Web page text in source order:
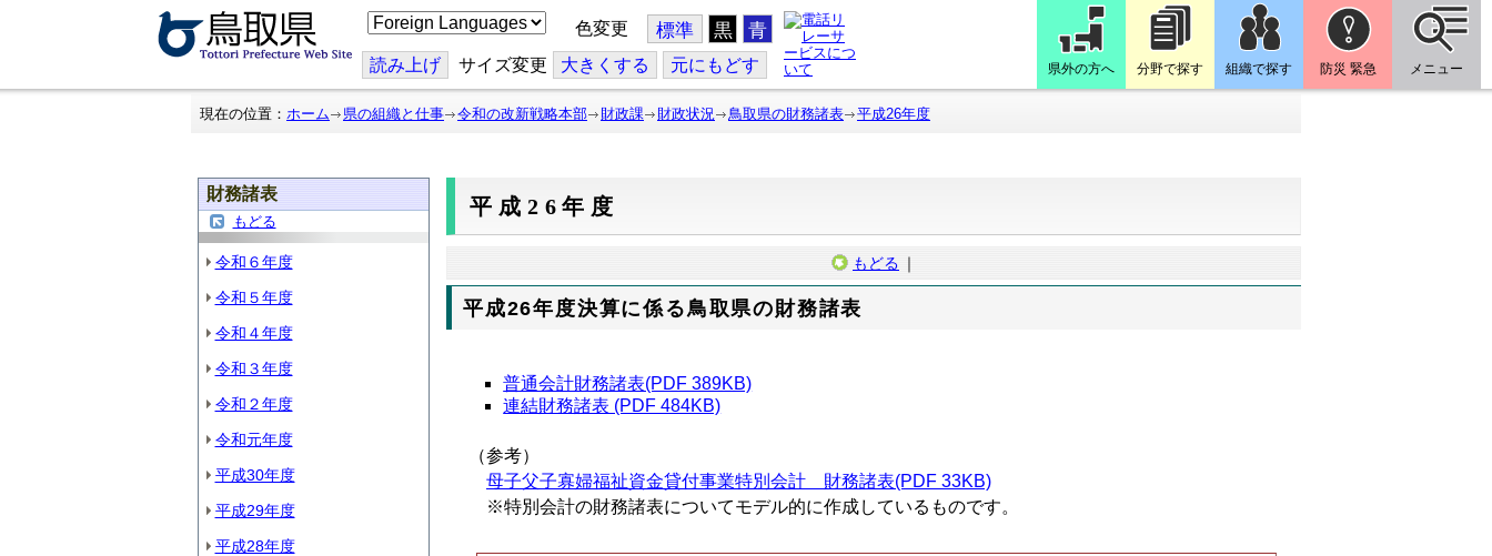
こ
の
ジ
を
翻
色変更 標準 黒 青
読み上げ サイズ変更 大きくする 元にもどす 県外の方へ 分野で探す 組織で探す 防災 緊急 メニュー
現在の位置： ホーム 県の組織と仕事 令和の改新戦略本部 財政課 財政状況 鳥取県の財務諸表 平成26年度
財務諸表
もどる
令和６年度
令和５年度
令和４年度
令和３年度
令和２年度
令和元年度
平成30年度
平成29年度
平成28年度
平成26年度
もどる ｜
平成26年度決算に係る鳥取県の財務諸表
普通会計財務諸表(PDF 389KB)
連結財務諸表 (PDF 484KB)
（参考）
母子父子寡婦福祉資金貸付事業特別会計 財務諸表(PDF 33KB)
※特別会計の財務諸表についてモデル的に作成しているものです。